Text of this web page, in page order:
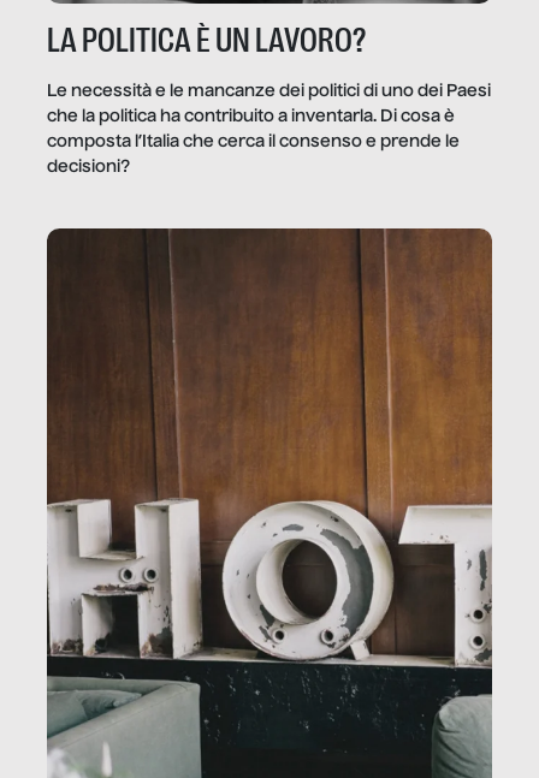
LA POLITICA È UN LAVORO?
Le necessità e le mancanze dei politici di uno dei Paesi
che la politica ha contribuito a inventarla. Di cosa è
composta l’Italia che cerca il consenso e prende le
decisioni?